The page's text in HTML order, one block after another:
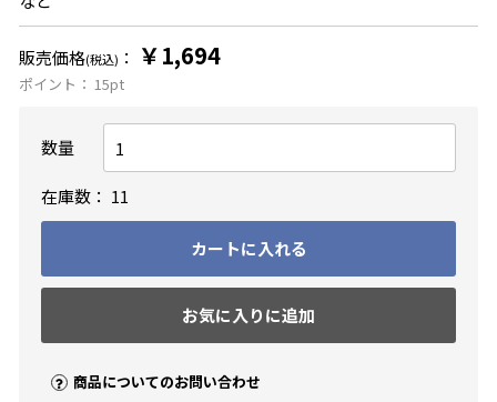
販売価格(税込) ： ￥1,694
ポイント： 15pt
数量
在庫数： 11
カートに入れる
お気に入りに追加
商品についてのお問い合わせ